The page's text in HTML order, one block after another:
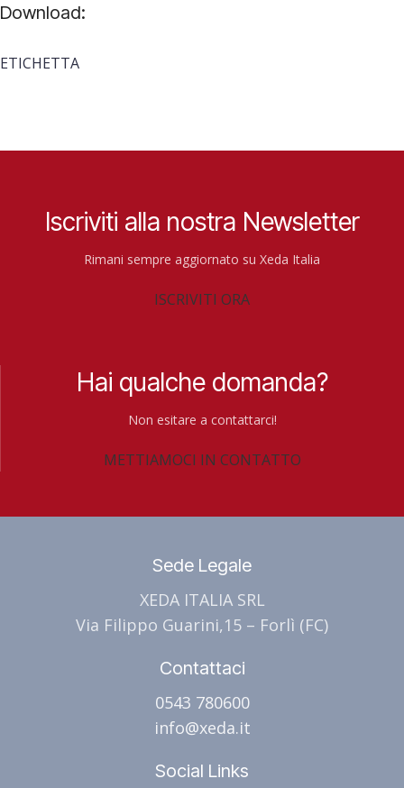
Download:
ETICHETTA
Iscriviti alla nostra Newsletter
Rimani sempre aggiornato su Xeda Italia
ISCRIVITI ORA
Hai qualche domanda?
Non esitare a contattarci!
METTIAMOCI IN CONTATTO
Sede Legale
XEDA ITALIA SRL
Via Filippo Guarini,15 – Forlì (FC)
Contattaci
0543 780600
info@xeda.it
Social Links